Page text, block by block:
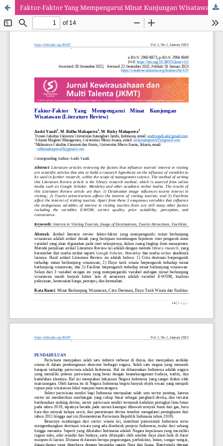
Faktor-Faktor Yang Mempengarui Minat Kunjungan Wisatawan (Literature Review)